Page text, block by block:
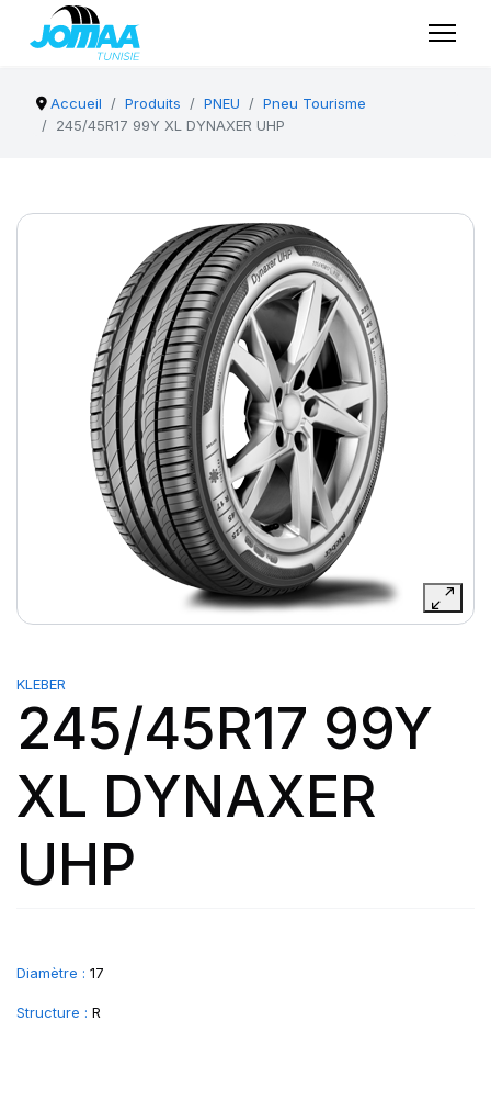
Accueil Produits PNEU
Pneu Tourisme
245/45R17 99Y XL DYNAXER UHP
KLEBER
245/45R17 99Y
XL DYNAXER
UHP
Diamètre : 17
Structure : R